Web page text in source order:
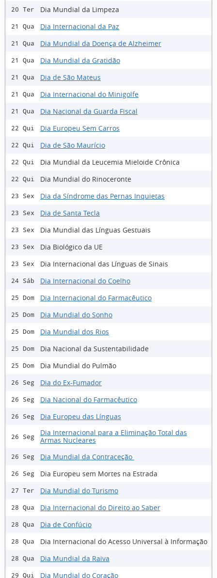
20 Ter Dia Mundial da Limpeza
21 Qua Dia Internacional da Paz
21 Qua Dia Mundial da Doença de Alzheimer
21 Qua Dia Mundial da Gratidão
21 Qua Dia de São Mateus
21 Qua Dia Internacional do Minigolfe
21 Qua Dia Nacional da Guarda Fiscal
22 Qui Dia Europeu Sem Carros
22 Qui Dia de São Maurício
22 Qui Dia Mundial da Leucemia Mieloide Crônica
22 Qui Dia Mundial do Rinoceronte
23 Sex Dia da Síndrome das Pernas Inquietas
23 Sex Dia de Santa Tecla
23 Sex Dia Mundial das Línguas Gestuais
23 Sex Dia Biológico da UE
23 Sex Dia Internacional das Línguas de Sinais
24 Sáb Dia Internacional do Coelho
25 Dom Dia Internacional do Farmacêutico
25 Dom Dia Mundial do Sonho
25 Dom Dia Mundial dos Rios
25 Dom Dia Nacional da Sustentabilidade
25 Dom Dia Mundial do Pulmão
26 Seg Dia do Ex-Fumador
26 Seg Dia Nacional do Farmacêutico
26 Seg Dia Europeu das Línguas
26 Seg
Dia Internacional para a Eliminação Total das
Armas Nucleares
26 Seg Dia Mundial da Contraceção
26 Seg Dia Europeu sem Mortes na Estrada
27 Ter Dia Mundial do Turismo
28 Qua Dia Internacional do Direito ao Saber
28 Qua Dia de Confúcio
28 Qua Dia Internacional do Acesso Universal à Informação
28 Qua Dia Mundial da Raiva
29 Qui Dia Mundial do Coração